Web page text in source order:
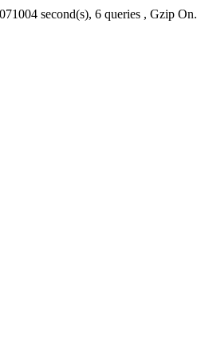
second(s), 6 queries , Gzip On.